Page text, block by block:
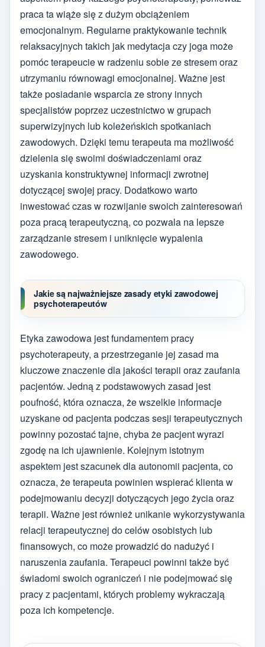
praca ta wiąże się z dużym obciążeniem
emocjonalnym. Regularne praktykowanie technik
relaksacyjnych takich jak medytacja czy joga może
pomóc terapeucie w radzeniu sobie ze stresem oraz
utrzymaniu równowagi emocjonalnej. Ważne jest
także posiadanie wsparcia ze strony innych
specjalistów poprzez uczestnictwo w grupach
superwizyjnych lub koleżeńskich spotkaniach
zawodowych. Dzięki temu terapeuta ma możliwość
dzielenia się swoimi doświadczeniami oraz
uzyskania konstruktywnej informacji zwrotnej
dotyczącej swojej pracy. Dodatkowo warto
inwestować czas w rozwijanie swoich zainteresowań
poza pracą terapeutyczną, co pozwala na lepsze
zarządzanie stresem i uniknięcie wypalenia
zawodowego.
Jakie są najważniejsze zasady etyki zawodowej
psychoterapeutów
Etyka zawodowa jest fundamentem pracy
psychoterapeuty, a przestrzeganie jej zasad ma
kluczowe znaczenie dla jakości terapii oraz zaufania
pacjentów. Jedną z podstawowych zasad jest
poufność, która oznacza, że wszelkie informacje
uzyskane od pacjenta podczas sesji terapeutycznych
powinny pozostać tajne, chyba że pacjent wyrazi
zgodę na ich ujawnienie. Kolejnym istotnym
aspektem jest szacunek dla autonomii pacjenta, co
oznacza, że terapeuta powinien wspierać klienta w
podejmowaniu decyzji dotyczących jego życia oraz
terapii. Ważne jest również unikanie wykorzystywania
relacji terapeutycznej do celów osobistych lub
finansowych, co może prowadzić do nadużyć i
naruszenia zaufania. Terapeuci powinni także być
świadomi swoich ograniczeń i nie podejmować się
pracy z pacjentami, których problemy wykraczają
poza ich kompetencje.